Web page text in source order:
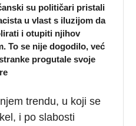
su političari pristali
u vlast s iluzijom da
i otupiti njihov
To se nije dogodilo, već
progutale svoje
trendu, u koji se
i po slabosti